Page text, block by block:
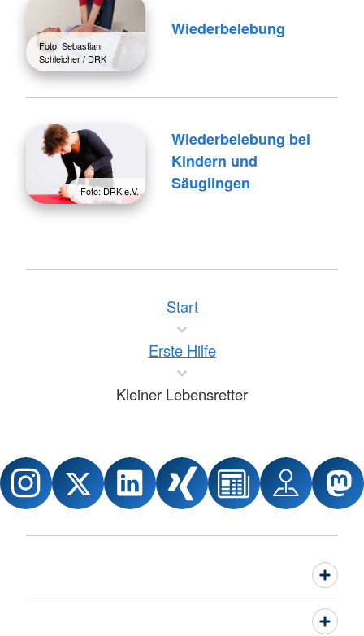
Foto: Sebastian
Schleicher / DRK
Wiederbelebung
Foto: DRK e.V.
Wiederbelebung bei
Kindern und
Säuglingen
Start
Erste Hilfe
Kleiner Lebensretter